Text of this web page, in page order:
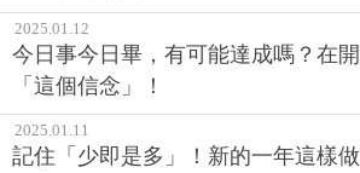
2025.01.12
今日事今日畢，有可能達成嗎？在
「這個信念」！
2025.01.11
記住「少即是多」！新的一年這樣